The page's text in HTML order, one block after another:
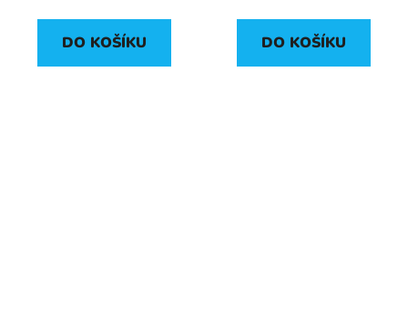
DO KOŠÍKU DO KOŠÍKU